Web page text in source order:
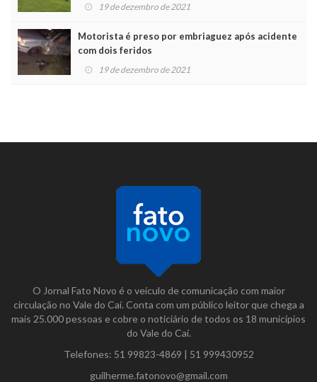
19 de dezembro de 2021
Motorista é preso por embriaguez após acidente
com dois feridos
19 de dezembro de 2021
O Jornal Fato Novo é o veículo de comunicação com maior
circulação no Vale do Caí. Conta com um público leitor que chega a
mais 25.000 pessoas e cobre o noticiário de todos os 18 municípios
do Vale do Caí.
Telefones: 51 99823-4869 | 51 999430952
guilherme.fatonovo@gmail.com